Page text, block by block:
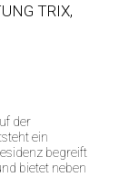
TRIX,
der
ein
begreift
bietet neben